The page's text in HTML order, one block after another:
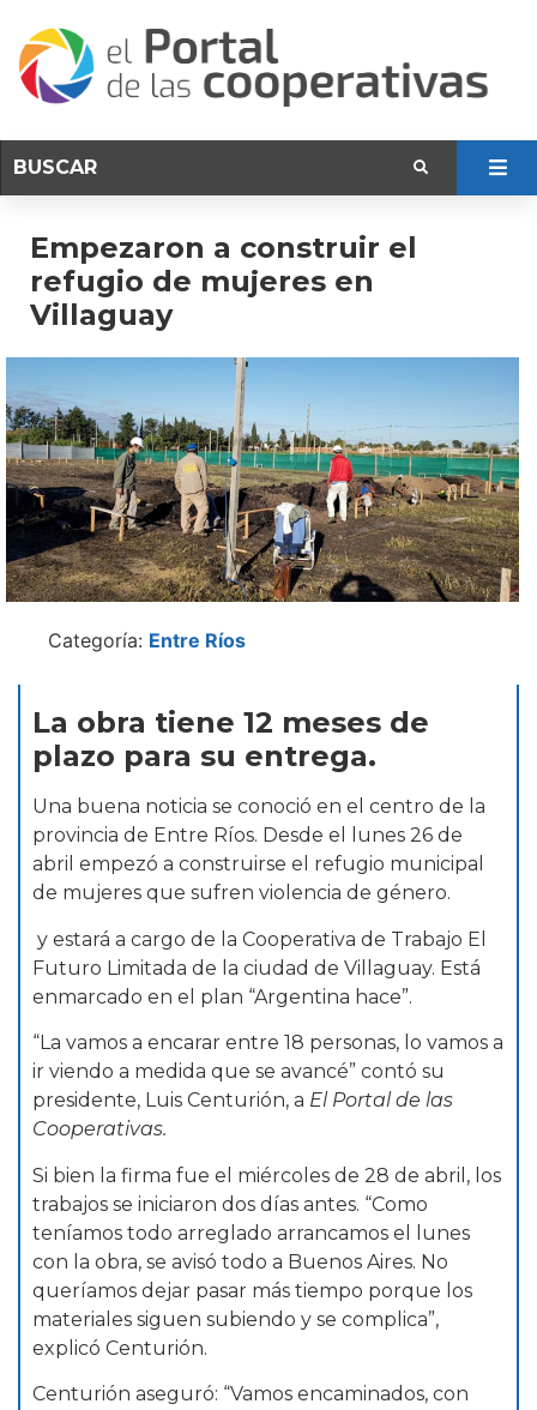
Empezaron a construir el
refugio de mujeres en
Villaguay
Categoría: Entre Ríos
La obra tiene 12 meses de
plazo para su entrega.
Una buena noticia se conoció en el centro de la
provincia de Entre Ríos. Desde el lunes 26 de
abril empezó a construirse el refugio municipal
de mujeres que sufren violencia de género.
y estará a cargo de la Cooperativa de Trabajo El
Futuro Limitada de la ciudad de Villaguay. Está
enmarcado en el plan “Argentina hace”.
“La vamos a encarar entre 18 personas, lo vamos a
ir viendo a medida que se avancé” contó su
presidente, Luis Centurión, a El Portal de las
Cooperativas.
Si bien la firma fue el miércoles de 28 de abril, los
trabajos se iniciaron dos días antes. “Como
teníamos todo arreglado arrancamos el lunes
con la obra, se avisó todo a Buenos Aires. No
queríamos dejar pasar más tiempo porque los
materiales siguen subiendo y se complica”,
explicó Centurión.
Centurión aseguró: “Vamos encaminados, con